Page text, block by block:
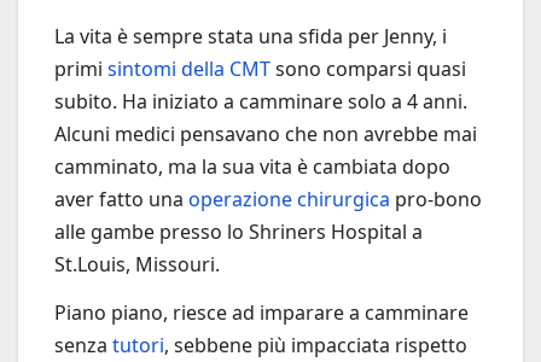
La vita è sempre stata una sfida per Jenny, i
primi sintomi della CMTsono comparsi quasi
subito. Ha iniziato a camminare solo a 4 anni.
Alcuni medici pensavano che non avrebbe mai
camminato, ma la sua vita è cambiata dopo
aver fatto una operazione chirurgica pro-bono
alle gambe presso lo Shriners Hospital a
St.Louis, Missouri.
Piano piano, riesce ad imparare a camminare
senza tutori, sebbene più impacciata rispetto